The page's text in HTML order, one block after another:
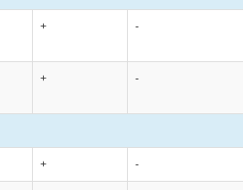
+ -
+ -
+ -